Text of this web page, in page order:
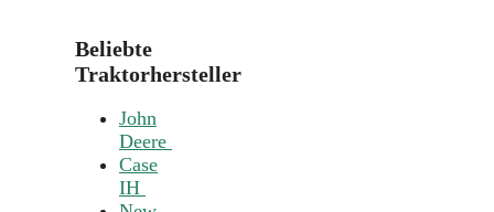
Beliebte
Traktorhersteller
John
Deere
Case
IH